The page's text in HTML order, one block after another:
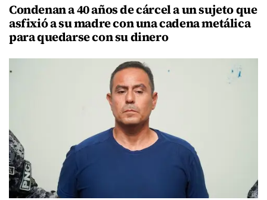
Condenan a 40 años de cárcel a un sujeto que
asfixió a su madre con una cadena metálica
para quedarse con su dinero